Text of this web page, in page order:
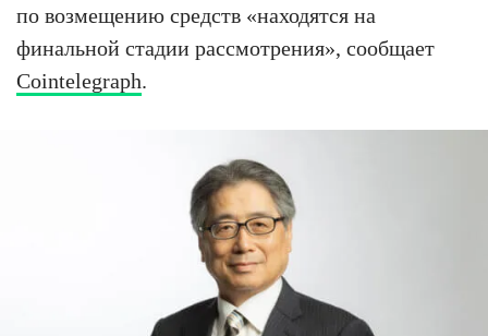
по возмещению средств «находятся на
финальной стадии рассмотрения», сообщает
Cointelegraph.